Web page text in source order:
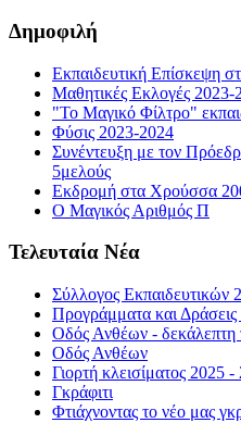
Δημοφιλή
Εκπαιδευτική Επίσκεψη
Μαθητικές Εκλογές 2023-
"Το Μαγικό Φίλτρο"
Φύσις 2023-2024
Συνέντευξη με τον
5μελούς
Εκδρομή στα Χρούσσα
Ο Μαγικός Αριθμός Π
Τελευταία Νέα
Σύλλογος Εκπαιδευτικών
Προγράμματα και
Οδός Ανθέων - δεκάλεπτη
Οδός Ανθέων
Γιορτή κλεισίματος 2025 -
Γκράφιτι
Φτιάχνοντας το νέο μας